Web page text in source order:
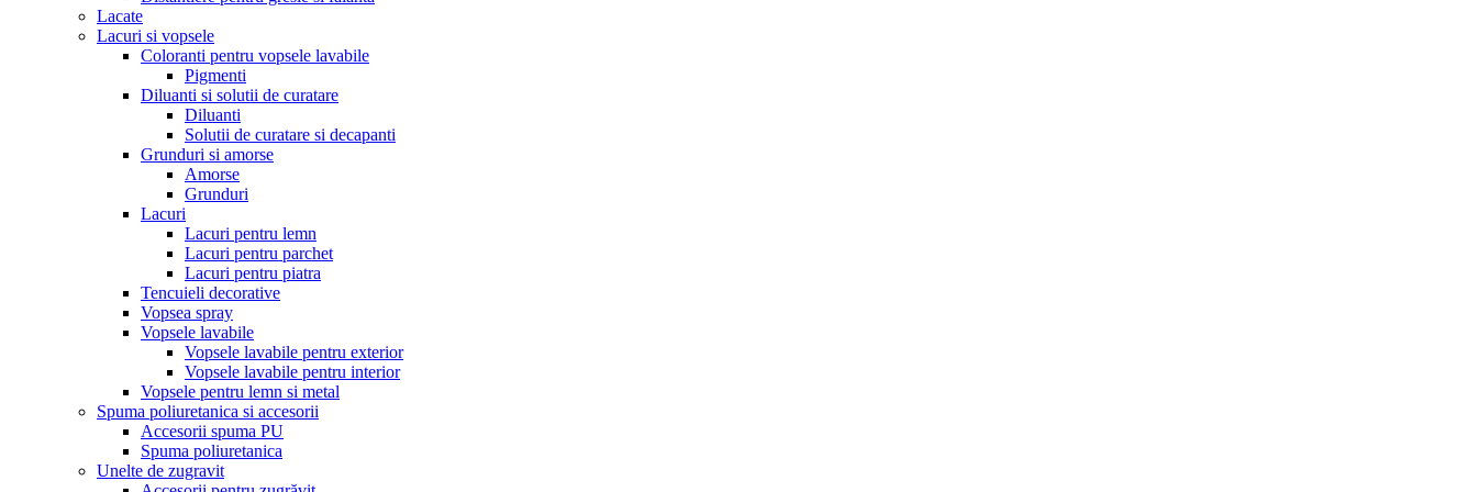
Lacate
Lacuri si vopsele
Coloranti pentru vopsele lavabile
Pigmenti
Diluanti si solutii de curatare
Diluanti
Solutii de curatare si decapanti
Grunduri si amorse
Amorse
Grunduri
Lacuri
Lacuri pentru lemn
Lacuri pentru parchet
Lacuri pentru piatra
Tencuieli decorative
Vopsea spray
Vopsele lavabile
Vopsele lavabile pentru exterior
Vopsele lavabile pentru interior
Vopsele pentru lemn si metal
Spuma poliuretanica si accesorii
Accesorii spuma PU
Spuma poliuretanica
Unelte de zugravit